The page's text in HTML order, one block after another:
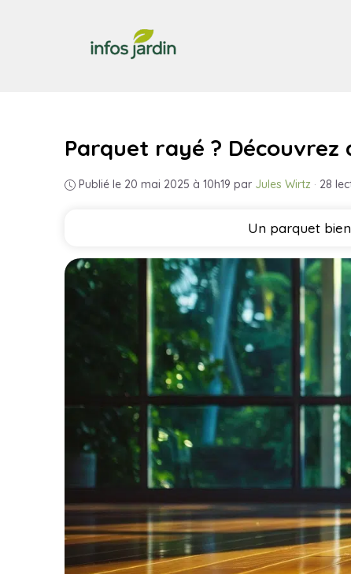
Parquet rayé ?
Publié le 20 mai 2025 à 10h19 par Jules Wirtz · 28
Un parquet